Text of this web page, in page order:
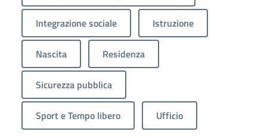
Integrazione sociale Istruzione
Nascita Residenza
Sicurezza pubblica
Sport e Tempo libero Ufficio